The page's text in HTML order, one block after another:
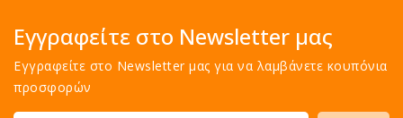
Εγγραφείτε στο Newsletter μας
Εγγραφείτε στο Newsletter μας για να λαμβάνετε κουπόνια
προσφορών